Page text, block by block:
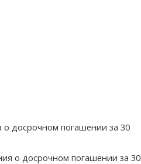
о досрочном погашении за 30
о досрочном погашении за 30